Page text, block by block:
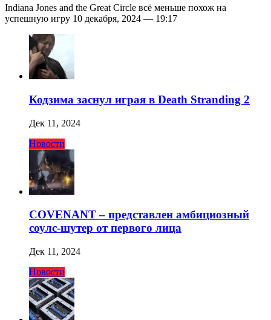
Indiana Jones and the Great Circle всё меньше похож на
успешную игру 10 декабря, 2024 — 19:17
Кодзима заснул играя в Death Stranding 2
Дек 11, 2024
Новости
COVENANT – представлен амбициозный
соулс-шутер от первого лица
Дек 11, 2024
Новости